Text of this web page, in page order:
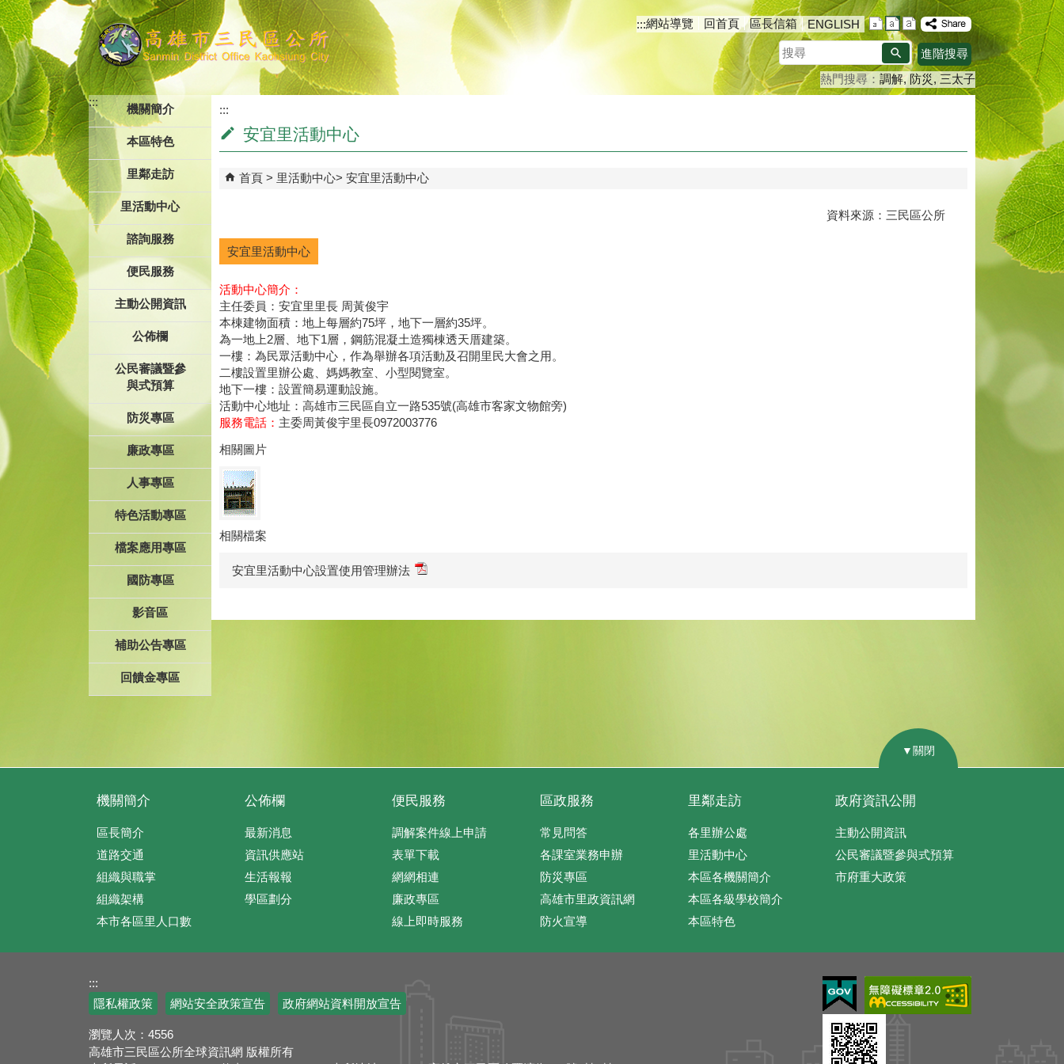
跳到主要內容區塊
:::網站導覽 回首頁 區長信箱
ENGLISH
搜
尋
進階搜尋
熱門搜尋： 調解 防災
三太子
:::
機關簡介
本區特色
里鄰走訪
里活動中心
諮詢服務
便民服務
主動公開資訊
公佈欄
公民審議暨參
與式預算
防災專區
廉政專區
人事專區
特色活動專區
檔案應用專區
國防專區
影音區
補助公告專區
回饋金專區
:::
安宜里活動中心
首頁 里活動中心 安宜里活動中心
資料來源：三民區公所
安宜里活動中心
活動中心簡介：
主任委員：安宜里里長 周黃俊宇
本棟建物面積：地上每層約75坪，地下一層約35坪。
為一地上2層、地下1層，鋼筋混凝土造獨棟透天厝建築。
一樓：為民眾活動中心，作為舉辦各項活動及召開里民大會之用。
二樓設置里辦公處、媽媽教室、小型閱覽室。
地下一樓：設置簡易運動設施。
活動中心地址：高雄市三民區自立一路535號(高雄市客家文物館旁)
服務電話： 主委周黃俊宇里長0972003776
相關圖片
相關檔案
安宜里活動中心設置使用管理辦法
▼關閉
機關簡介
區長簡介
道路交通
組織與職掌
組織架構
本市各區里人口數
公佈欄
最新消息
資訊供應站
生活報報
學區劃分
便民服務
調解案件線上申請
表單下載
網網相連
廉政專區
線上即時服務
區政服務
常見問答
各課室業務申辦
防災專區
高雄市里政資訊網
防火宣導
里鄰走訪
各里辦公處
里活動中心
本區各機關簡介
本區各級學校簡介
本區特色
政府資訊公開
主動公開資訊
公民審議暨參與式預算
市府重大政策
:::
隱私權政策
網站安全政策宣告 政府網站資料開放宣告
瀏覽人次： 4556
高雄市三民區公所全球資訊網 版權所有